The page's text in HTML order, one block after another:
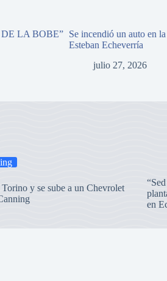
LA BOBE” Se incendió un auto en
Esteban Echeverría
julio 27, 2026
y se sube a un Chevrolet
en